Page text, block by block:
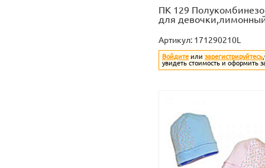
ПК 129
для
Артикул: 171290210L
Войдите или зарегистрируйтесь
увидеть стоимость и оформить